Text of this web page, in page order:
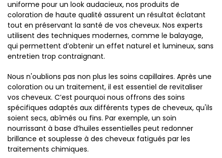
uniforme pour un look audacieux, nos produits de
coloration de haute qualité assurent un résultat éclatant
tout en préservant la santé de vos cheveux. Nos experts
utilisent des techniques modernes, comme le balayage,
qui permettent d’obtenir un effet naturel et lumineux, sans
entretien trop contraignant.
Nous n'oublions pas non plus les soins capillaires. Après une
coloration ou un traitement, il est essentiel de revitaliser
vos cheveux. C’est pourquoi nous offrons des soins
spécifiques adaptés aux différents types de cheveux, qu'ils
soient secs, abîmés ou fins. Par exemple, un soin
nourrissant à base d’huiles essentielles peut redonner
brillance et souplesse à des cheveux fatigués par les
traitements chimiques.